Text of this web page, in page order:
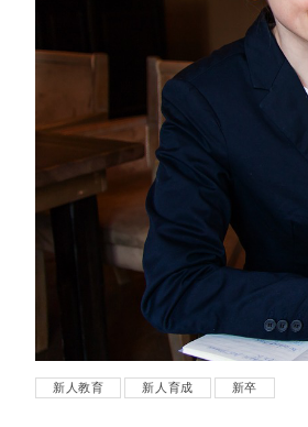
新人教育 新人育成 新卒